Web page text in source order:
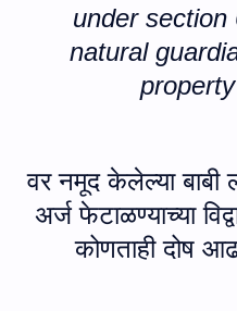
under section
natural
वर नमूद केलेल्या बाबी
अर्ज फेटाळण्याच्या
कोणताही दोष